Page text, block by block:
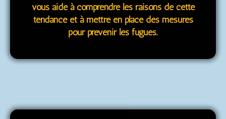
vous aide à comprendre les raisons de cette
tendance et à mettre en place des mesures
pour prévenir les fugues.